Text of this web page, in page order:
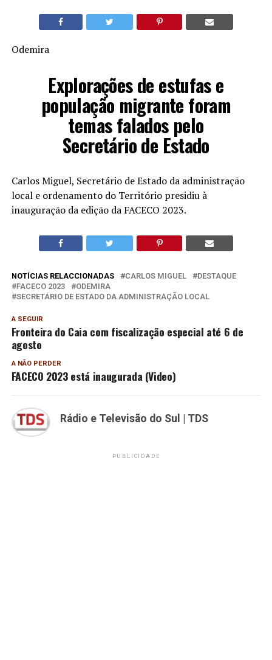
Odemira
Explorações de estufas e
população migrante foram
temas falados pelo
Secretário de Estado
Carlos Miguel, Secretário de Estado da administração
local e ordenamento do Território presidiu à
inauguração da edição da FACECO 2023.
NOTÍCIAS RELACCIONADAS CARLOS MIGUEL
DESTAQUE
FACECO 2023
ODEMIRA
SECRETÁRIO DE ESTADO DA ADMINISTRAÇÃO LOCAL
A SEGUIR
Fronteira do Caia com fiscalização especial até 6 de
agosto
A NÃO PERDER
FACECO 2023 está inaugurada (Video)
Rádio e Televisão do Sul | TDS
PUBLICIDADE